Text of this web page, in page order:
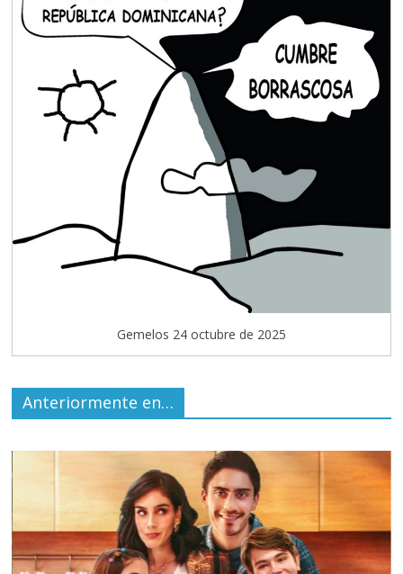
Gemelos 24 octubre de 2025
Anteriormente en…